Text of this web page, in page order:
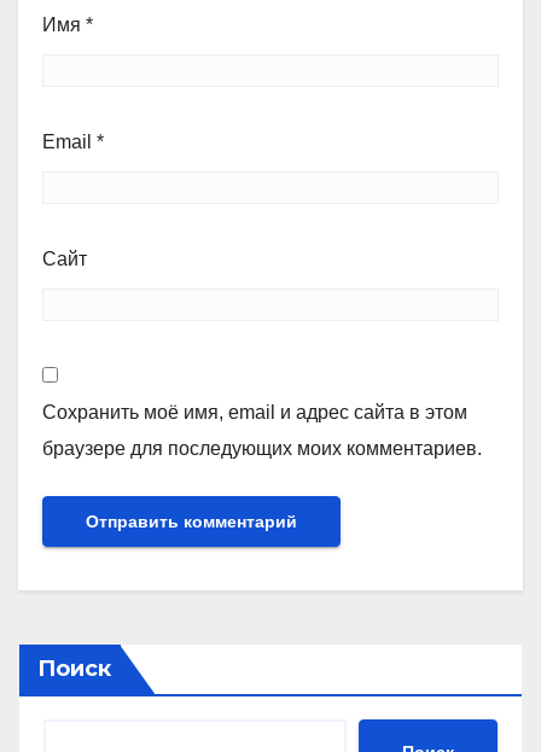
Имя *
Email *
Сайт
Сохранить моё имя, email и адрес сайта в этом
браузере для последующих моих комментариев.
Поиск